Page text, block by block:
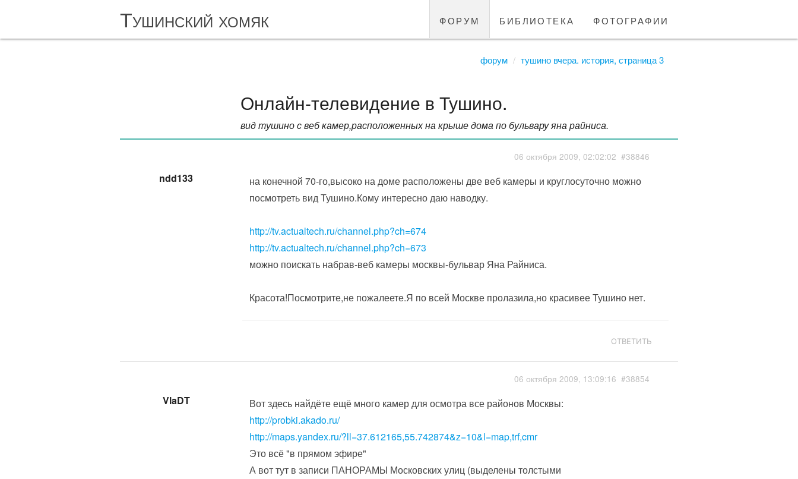
Тушинский хомяк форум библиотека фотографии
форум тушино вчера. история, страница 3
Онлайн-телевидение в Тушино.
вид тушино с веб камер,расположенных на крыше дома по бульвару яна райниса.
ndd133
06 октября 2009, 02:02:02 #38846
на конечной 70-го,высоко на доме расположены две веб камеры и круглосуточно можно
посмотреть вид Тушино.Кому интересно даю наводку.
http://tv.actualtech.ru/channel.php?ch=674
http://tv.actualtech.ru/channel.php?ch=673
можно поискать набрав-веб камеры москвы-бульвар Яна Райниса.
Красота!Посмотрите,не пожалеете.Я по всей Москве пролазила,но красивее Тушино нет.
ОТВЕТИТЬ
VlaDT
06 октября 2009, 13:09:16 #38854
Вот здесь найдёте ещё много камер для осмотра все районов Москвы:
http://probki.akado.ru/
http://maps.yandex.ru/?ll=37.612165,55.742874&z=10&l=map,trf,cmr
Это всё "в прямом эфире"
А вот тут в записи ПАНОРАМЫ Московских улиц (выделены толстыми